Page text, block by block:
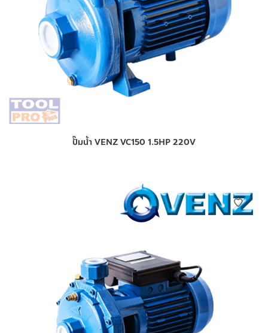
ปั๊มน้ำ VENZ VC150 1.5HP 220V